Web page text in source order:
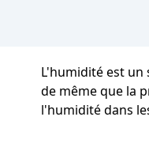
L'humidité est un
de même que la
l'humidité dans